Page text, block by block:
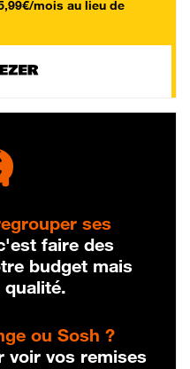
mois au lieu de
ses
faire des
budget mais
qualité.
ou Sosh ?
voir vos remises